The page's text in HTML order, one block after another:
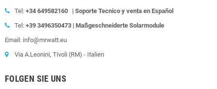
Tel: +34 649582160 | Soporte Tecnico y venta en Español
Tel: +39 3496350473 | Maßgeschneiderte Solarmodule
Email: info@mrwatt.eu
Via A.Leonini, Tivoli (RM) - Italien
FOLGEN SIE UNS